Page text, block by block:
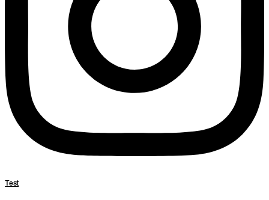
Test